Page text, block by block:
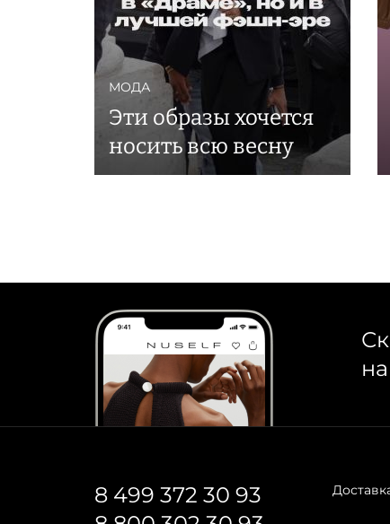
МОДА
Эти образы хочется
носить всю весну
8 499 372 30 93